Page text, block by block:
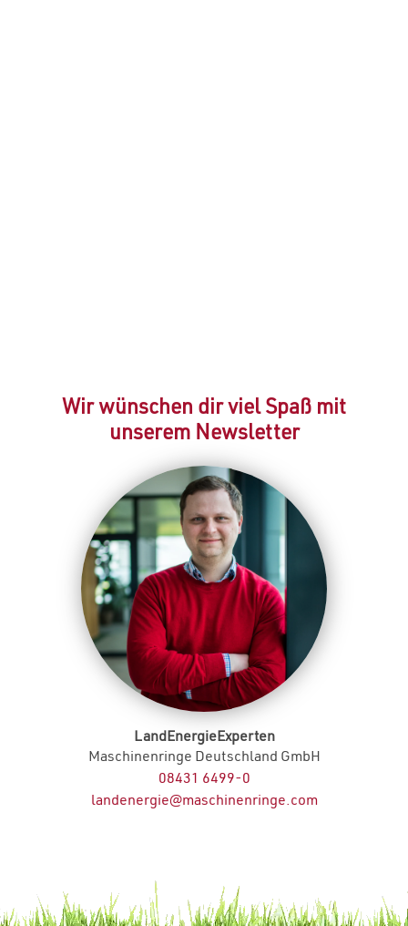
Wir wünschen dir viel Spaß mit
unserem Newsletter
LandEnergieExperten
Maschinenringe Deutschland GmbH
08431 6499-0
landenergie@maschinenringe.com